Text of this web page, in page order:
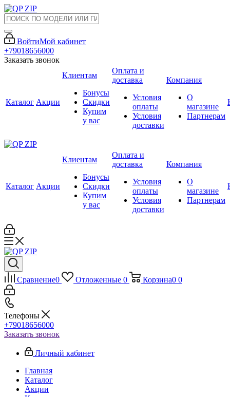
ВойтиМой кабинет
+79018656000
Заказать звонок
Каталог Акции
Клиентам
Бонусы
Скидки
Купим
у вас
Оплата и
доставка
Условия
оплаты
Условия
доставки
Компания
О
магазине
Партнерам
Каталог Акции
Клиентам
Бонусы
Скидки
Купим
у вас
Оплата и
доставка
Условия
оплаты
Условия
доставки
Компания
О
магазине
Партнерам
Сравнение0 Отложенные 0 Корзина0 0
Телефоны
+79018656000
Заказать звонок
Личный кабинет
Главная
Каталог
Акции